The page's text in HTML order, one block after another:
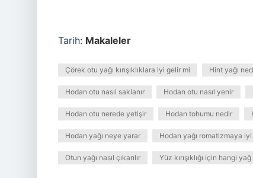
Tarih: Makaleler
Çörek otu yağı kırışıklıklara iyi gelir mi Hint yağı
Hodan otu nasıl saklanır Hodan otu nasıl yenir
Hodan otu nerede yetişir Hodan tohumu nedir
Hodan yağı neye yarar Hodan yağı romatizmaya
Otun yağı nasıl çıkarılır Yüz kırışıklığı için hangi yağ